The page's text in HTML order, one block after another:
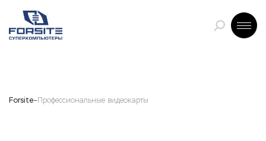
Forsite Профессиональные видеокарты